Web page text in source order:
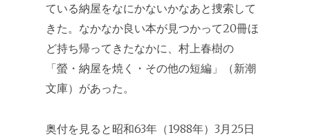
ている納屋をなにかないかなあと捜索して
きた。なかなか良い本が見つかって20冊ほ
ど持ち帰ってきたなかに、村上春樹の
「螢・納屋を焼く・その他の短編」（新潮
文庫）があった。
奥付を見ると昭和63年（1988年）3月25日